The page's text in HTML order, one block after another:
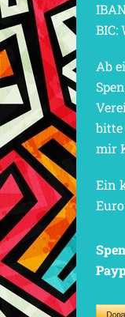
BIC:
Ab
mir
Ein